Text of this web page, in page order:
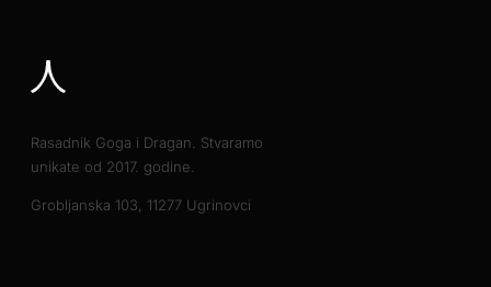
Rasadnik Goga i Dragan. Stvaramo
unikate od 2017. godine.
Grobljanska 103, 11277 Ugrinovci